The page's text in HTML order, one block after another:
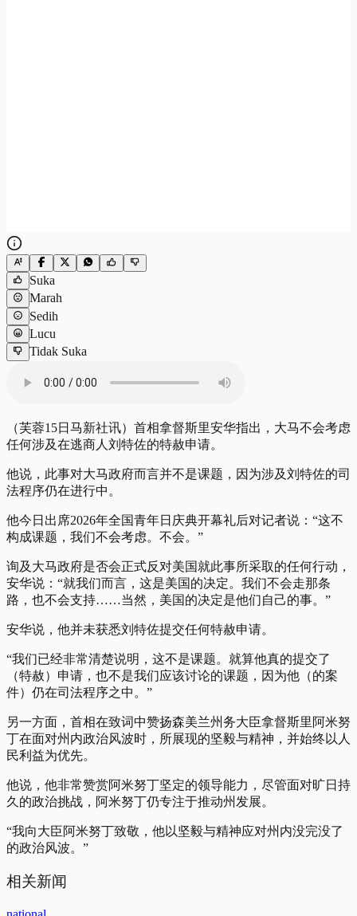
Suka
Marah
Sedih
Lucu
Tidak Suka
（芙蓉15日马新社讯）首相拿督斯里安华指出，大马不会考虑
任何涉及在逃商人刘特佐的特赦申请。
他说，此事对大马政府而言并不是课题，因为涉及刘特佐的司
法程序仍在进行中。
他今日出席2026年全国青年日庆典开幕礼后对记者说：“这不
构成课题，我们不会考虑。不会。”
询及大马政府是否会正式反对美国就此事所采取的任何行动，
安华说：“就我们而言，这是美国的决定。我们不会走那条
路，也不会支持……当然，美国的决定是他们自己的事。”
安华说，他并未获悉刘特佐提交任何特赦申请。
“我们已经非常清楚说明，这不是课题。就算他真的提交了
（特赦）申请，也不是我们应该讨论的课题，因为他（的案
件）仍在司法程序之中。”
另一方面，首相在致词中赞扬森美兰州务大臣拿督斯里阿米努
丁在面对州内政治风波时，所展现的坚毅与精神，并始终以人
民利益为优先。
他说，他非常赞赏阿米努丁坚定的领导能力，尽管面对旷日持
久的政治挑战，阿米努丁仍专注于推动州发展。
“我向大臣阿米努丁致敬，他以坚毅与精神应对州内没完没了
的政治风波。”
相关新闻